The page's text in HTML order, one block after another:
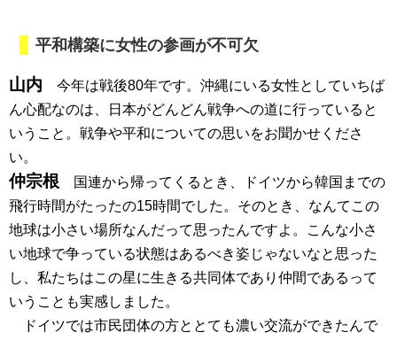
平和構築に女性の参画が不可欠
山内 今年は戦後80年です。沖縄にいる女性としていちば
ん心配なのは、日本がどんどん戦争への道に行っていると
いうこと。戦争や平和についての思いをお聞かせくださ
い。
仲宗根 国連から帰ってくるとき、ドイツから韓国までの
飛行時間がたったの15時間でした。そのとき、なんてこの
地球は小さい場所なんだって思ったんですよ。こんな小さ
い地球で争っている状態はあるべき姿じゃないなと思った
し、私たちはこの星に生きる共同体であり仲間であるって
いうことも実感しました。
ドイツでは市民団体の方ととても濃い交流ができたんで